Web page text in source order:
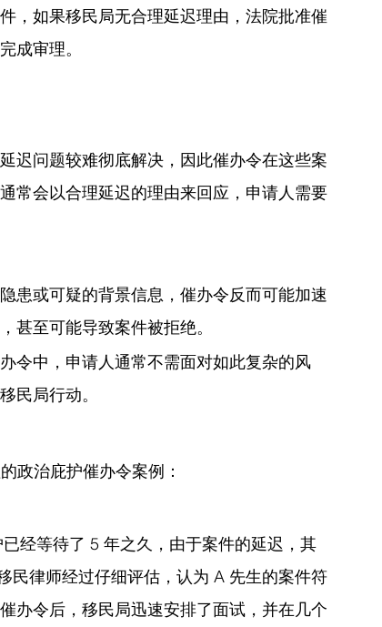
，如果移民局无合理延迟理由，法院批准催
成审理。
迟问题较难彻底解决，因此催办令在这些案
常会以合理延迟的理由来回应，申请人需要
患或可疑的背景信息，催办令反而可能加速
甚至可能导致案件被拒绝。
令中，申请人通常不需面对如此复杂的风
民局行动。
政治庇护催办令案例：
经等待了 5 年之久，由于案件的延迟，其
民律师经过仔细评估，认为 A 先生的案件符
办令后，移民局迅速安排了面试，并在几个